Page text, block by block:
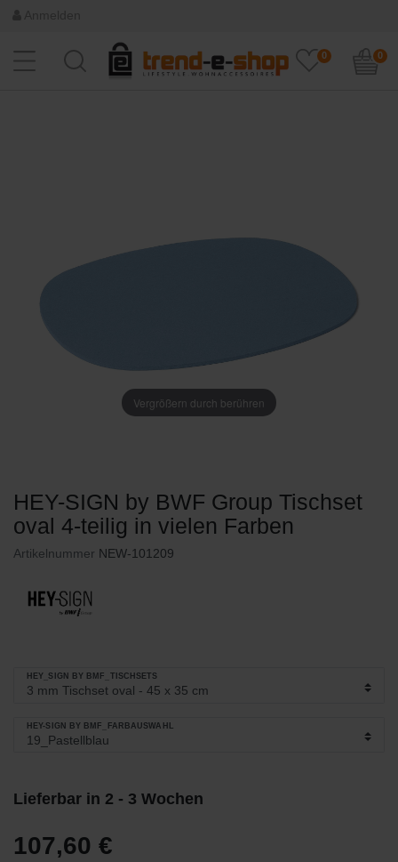
0 0
Vergrößern durch berühren
HEY-SIGN by BWF Group Tischset
oval 4-teilig in vielen Farben
Artikelnummer NEW-101209
HEY_SIGN BY BMF_TISCHSETS
HEY-SIGN BY BMF_FARBAUSWAHL
Lieferbar in 2 - 3 Wochen
107,60 €